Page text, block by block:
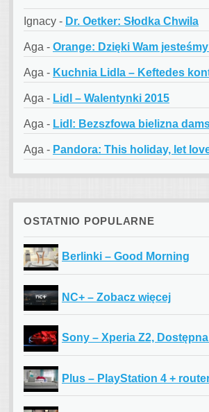
Ignacy - Dr. Oetker: Słodka Chwila
Aga - Orange: Dzięki Wam
Aga - Kuchnia Lidla – Keftedes kontra
Aga - Lidl – Walentynki 2015
Aga - Lidl: Bezszfowa bielizna
Aga - Pandora: This holiday, let
OSTATNIO POPULARNE
Berlinki – Good Morning
NC+ – Zobacz więcej
Sony – Xperia Z2,
Plus – PlayStation 4 +